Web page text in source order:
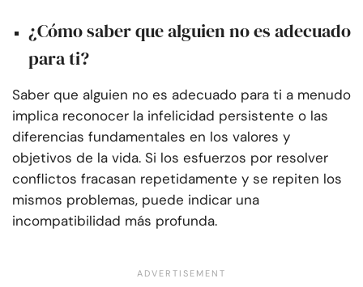
¿Cómo saber que alguien no es adecuado
para ti?
Saber que alguien no es adecuado para ti a menudo
implica reconocer la infelicidad persistente o las
diferencias fundamentales en los valores y
objetivos de la vida. Si los esfuerzos por resolver
conflictos fracasan repetidamente y se repiten los
mismos problemas, puede indicar una
incompatibilidad más profunda.